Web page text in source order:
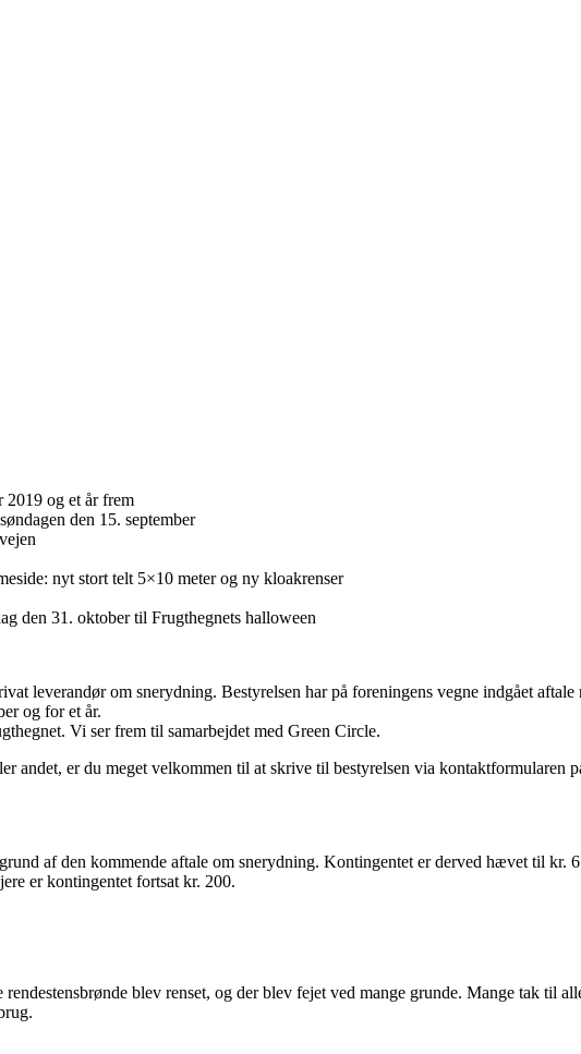
og et år frem
den 15. september
nyt stort telt 5×10 meter og ny kloakrenser
den 31. oktober til Frugthegnets halloween
leverandør om snerydning. Bestyrelsen har på foreningens vegne indgået aftale
og for et år.
Vi ser frem til samarbejdet med Green Circle.
andet, er du meget velkommen til at skrive til bestyrelsen via kontaktformularen
af den kommende aftale om snerydning. Kontingentet er derved hævet til kr.
er kontingentet fortsat kr. 200.
blev renset, og der blev fejet ved mange grunde. Mange tak til